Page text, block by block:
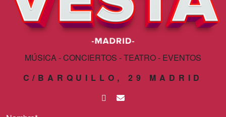
MÚSICA - CONCIERTOS - TEATRO - EVENTOS
C/BARQUILLO, 29 MADRID